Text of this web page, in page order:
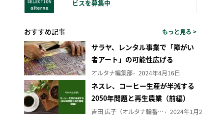
ビスを募集中
おすすめ記事 もっと見る >
サラヤ、レンタル事業で「障がい
者アート」の可能性広げる
オルタナ編集部 2024年4月16日
ネスレ、コーヒー生産が半減する
2050年問題と再生農業（前編）
吉田 広子（オルタナ輪番編集長） 2024年1月29日